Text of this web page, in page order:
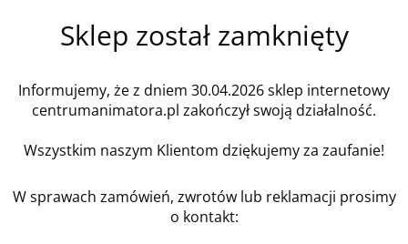
Sklep został zamknięty
Informujemy, że z dniem 30.04.2026 sklep internetowy
centrumanimatora.pl zakończył swoją działalność.
Wszystkim naszym Klientom dziękujemy za zaufanie!
W sprawach zamówień, zwrotów lub reklamacji prosimy
o kontakt: